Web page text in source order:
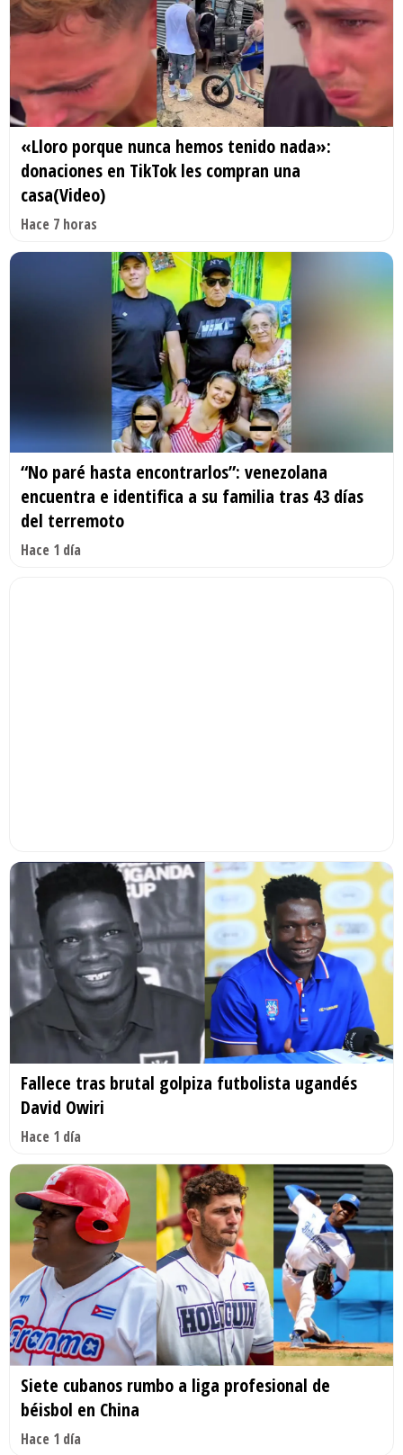
«Lloro porque nunca hemos tenido nada»:
donaciones en TikTok les compran una
casa(Video)
Hace 7 horas
“No paré hasta encontrarlos”: venezolana
encuentra e identifica a su familia tras 43 días
del terremoto
Hace 1 día
Fallece tras brutal golpiza futbolista ugandés
David Owiri
Hace 1 día
Siete cubanos rumbo a liga profesional de
béisbol en China
Hace 1 día